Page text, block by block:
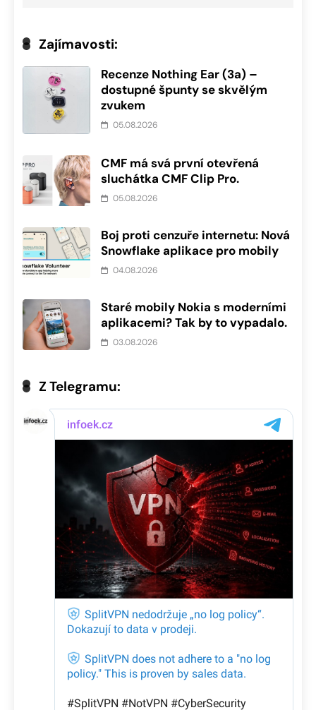
Zajímavosti:
Recenze Nothing Ear (3a) –
dostupné špunty se skvělým
zvukem
05.08.2026
CMF má svá první otevřená
sluchátka CMF Clip Pro.
05.08.2026
Boj proti cenzuře internetu: Nová
Snowflake aplikace pro mobily
04.08.2026
Staré mobily Nokia s moderními
aplikacemi? Tak by to vypadalo.
03.08.2026
Z Telegramu: